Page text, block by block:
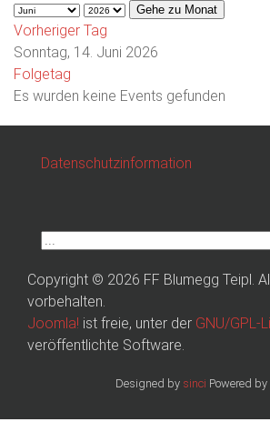
Gehe zu Monat
Vorheriger Tag
Sonntag, 14. Juni 2026
Folgetag
Es wurden keine Events gefunden
Datenschutzinformation
Copyright © 2026 FF Blumegg Teipl.
vorbehalten.
Joomla! ist freie, unter der GNU/GPL-
veröffentlichte Software.
Designed by sinci Powered by